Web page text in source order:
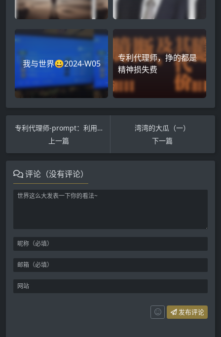
我与世界😀2024-W05
专利代理师，挣的都是
精神损失费
专利代理师-prompt：利用大模型实现专业水平的创意性判断与专利申请辅助
上一篇
湾湾的大瓜（一）
下一篇
评论（没有评论）
发布评论